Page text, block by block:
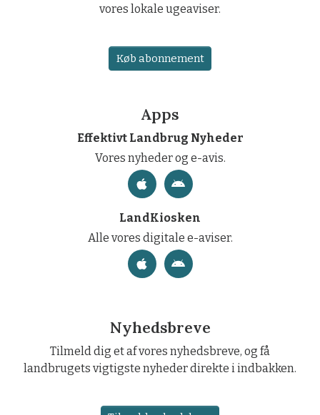
vores lokale ugeaviser.
Køb abonnement
Apps
Effektivt Landbrug Nyheder
Vores nyheder og e-avis.
LandKiosken
Alle vores digitale e-aviser.
Nyhedsbreve
Tilmeld dig et af vores nyhedsbreve, og få
landbrugets vigtigste nyheder direkte i indbakken.